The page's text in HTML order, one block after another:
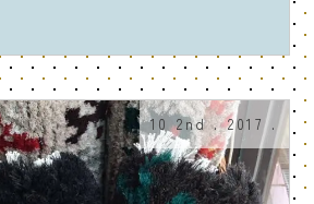
10 2nd . 2017 .